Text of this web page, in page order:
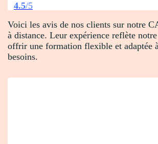
4.5/5
Voici les avis de nos clients sur notre
à distance. Leur expérience reflète
offrir une formation flexible et adaptée
besoins.